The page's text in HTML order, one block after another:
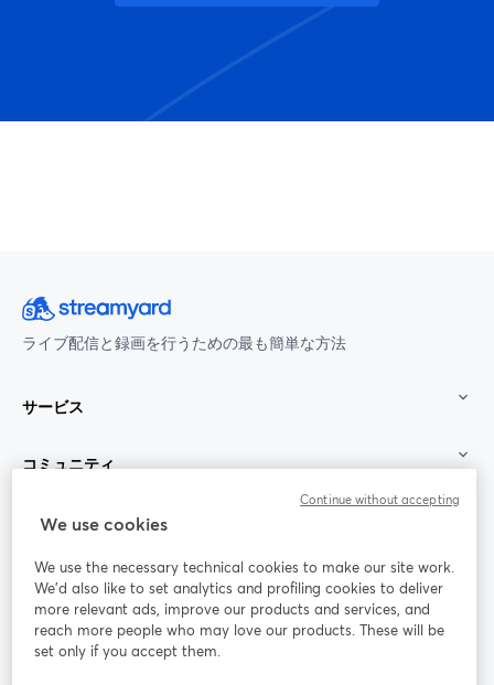
ライブ配信と録画を行うための最も簡単な方法
サービス
コミュニティ
StreamYard：
参加する
ライ
ンセ
Facebook
新しいタブで開く(Twitter)
YouTube
We use cookies
We use the necessary technical cookies to make our site work.
We'd also like to set analytics and profiling cookies to deliver
more relevant ads, improve our products and services, and
reach more people who may love our products. These will be
set only if you accept them.
Continue without accepting